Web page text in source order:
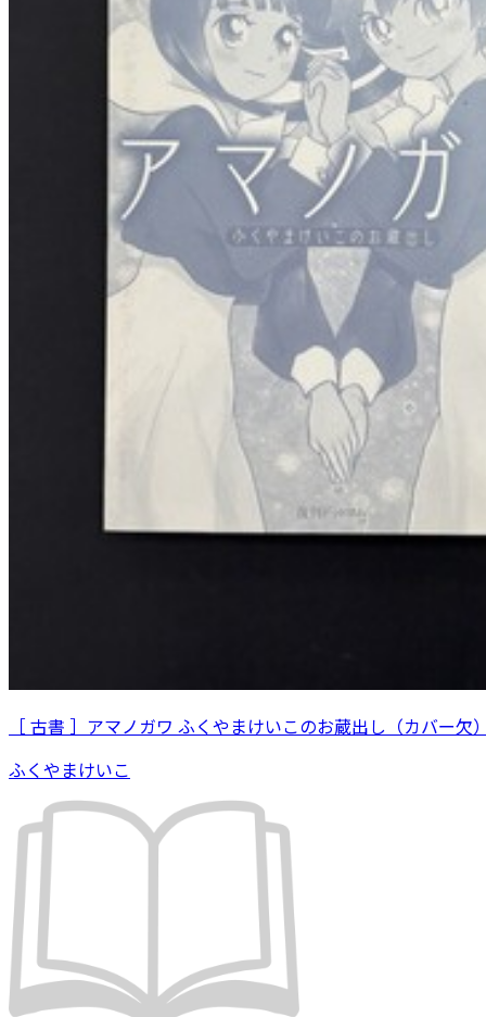
［ 古書 ］アマノガワ ふくやまけいこのお蔵出し（カバー欠
ふくやまけいこ